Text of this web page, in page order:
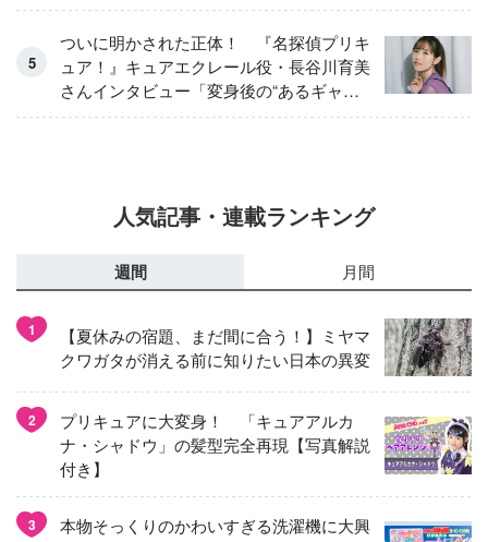
アイスver.」 キュアエクレールを大特
ついに明かされた正体！ 『名探偵プリキ
ュア！』キュアエクレール役・長谷川育美
さんインタビュー「変身後の“あるギャッ
プ”に驚きました」
人気記事・連載ランキング
週間 月間
1
【夏休みの宿題、まだ間に合う！】ミヤマ
クワガタが消える前に知りたい日本の異変
2
プリキュアに大変身！ 「キュアアルカ
ナ・シャドウ」の髪型完全再現【写真解説
付き】
3
本物そっくりのかわいすぎる洗濯機に大興